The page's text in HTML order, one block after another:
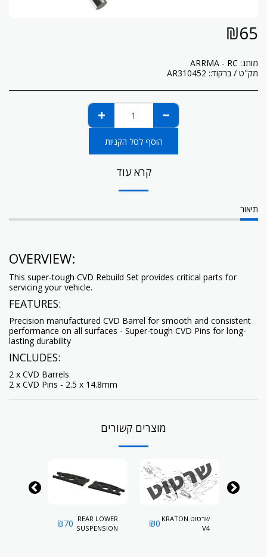
₪65
מותג: ARRMA - RC
מק"ט / ברקוד:: AR310452
הוסף לסל הקניות
קרא עוד
תיאור
OVERVIEW:
This super-tough CVD Rebuild Set provides critical parts for
servicing your vehicle.
FEATURES:
Precision manufactured CVD Barrel for smooth and consistent
performance on all surfaces - Super-tough CVD Pins for long-
lasting durability
INCLUDES:
2 x CVD Barrels
2 x CVD Pins - 2.5 x 14.8mm
מוצרים קשורים
שרטוט KRATON
V4
₪0
REAR LOWER
SUSPENSION
₪70